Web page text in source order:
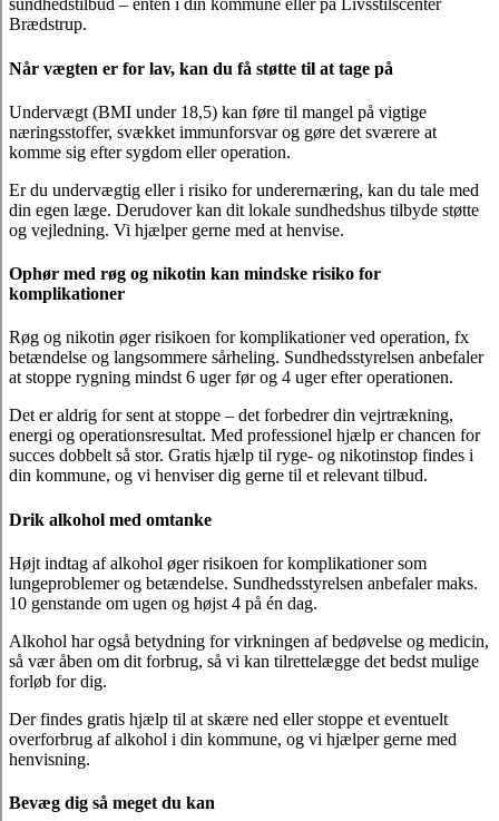
sundhedstilbud – enten i din kommune eller på Livsstilscenter
Brædstrup.
Når vægten er for lav, kan du få støtte til at tage på
Undervægt (BMI under 18,5) kan føre til mangel på vigtige
næringsstoffer, svækket immunforsvar og gøre det sværere at
komme sig efter sygdom eller operation.
Er du undervægtig eller i risiko for underernæring, kan du tale med
din egen læge. Derudover kan dit lokale sundhedshus tilbyde støtte
og vejledning. Vi hjælper gerne med at henvise.
Ophør med røg og nikotin kan mindske risiko for
komplikationer
Røg og nikotin øger risikoen for komplikationer ved operation, fx
betændelse og langsommere sårheling. Sundhedsstyrelsen anbefaler
at stoppe rygning mindst 6 uger før og 4 uger efter operationen.
Det er aldrig for sent at stoppe – det forbedrer din vejrtrækning,
energi og operationsresultat. Med professionel hjælp er chancen for
succes dobbelt så stor. Gratis hjælp til ryge- og nikotinstop findes i
din kommune, og vi henviser dig gerne til et relevant tilbud.
Drik alkohol med omtanke
Højt indtag af alkohol øger risikoen for komplikationer som
lungeproblemer og betændelse. Sundhedsstyrelsen anbefaler maks.
10 genstande om ugen og højst 4 på én dag.
Alkohol har også betydning for virkningen af bedøvelse og medicin,
så vær åben om dit forbrug, så vi kan tilrettelægge det bedst mulige
forløb for dig.
Der findes gratis hjælp til at skære ned eller stoppe et eventuelt
overforbrug af alkohol i din kommune, og vi hjælper gerne med
henvisning.
Bevæg dig så meget du kan